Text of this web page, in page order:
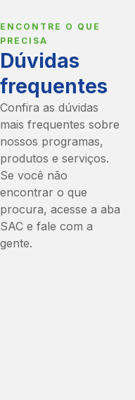
ENCONTRE O QUE
PRECISA
Dúvidas
frequentes
Confira as dúvidas
mais frequentes sobre
nossos programas,
produtos e serviços.
Se você não
encontrar o que
procura, acesse a aba
SAC e fale com a
gente.